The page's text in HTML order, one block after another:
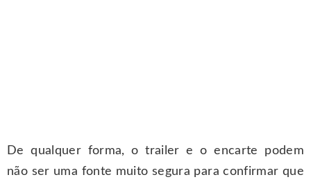
De qualquer forma, o trailer e o encarte podem
não ser uma fonte muito segura para confirmar que